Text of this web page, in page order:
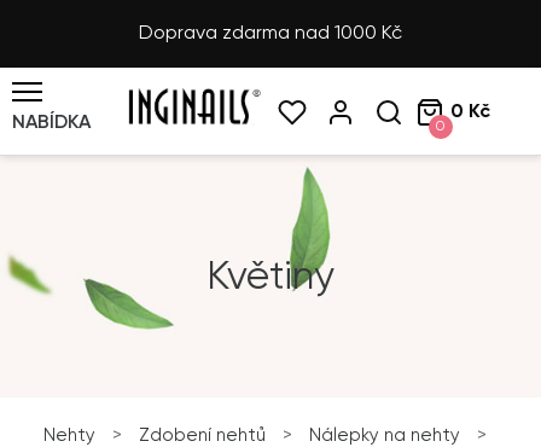
Doprava zdarma nad 1000 Kč
NABÍDKA 0
0 Kč
Květiny
Nehty > Zdobení nehtů > Nálepky na nehty
>